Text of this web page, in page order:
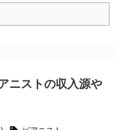
ニストの収入源や